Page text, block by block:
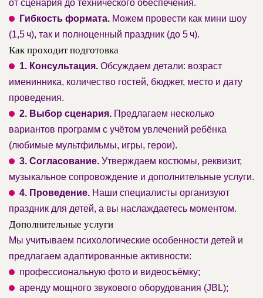
от сценария до технического обеспечения.
Гибкость формата. Можем провести как мини шоу
(1,5 ч), так и полноценный праздник (до 5 ч).
Как проходит подготовка
1. Консультация. Обсуждаем детали: возраст
именинника, количество гостей, бюджет, место и дату
проведения.
2. Выбор сценария. Предлагаем несколько
вариантов программ с учётом увлечений ребёнка
(любимые мультфильмы, игры, герои).
3. Согласование. Утверждаем костюмы, реквизит,
музыкальное сопровождение и дополнительные услуги.
4. Проведение. Наши специалисты организуют
праздник для детей, а вы наслаждаетесь моментом.
Дополнительные услуги
Мы учитываем психологические особенности детей и
предлагаем адаптированные активности:
профессиональную фото и видеосъёмку;
аренду мощного звукового оборудования (JBL);